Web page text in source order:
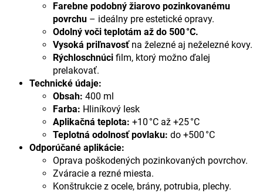
Farebne podobný žiarovo pozinkovanému
povrchu – ideálny pre estetické opravy.
Odolný voči teplotám až do 500 °C.
Vysoká priľnavosťna železné aj neželezné kovy.
Rýchloschnúci film, ktorý možno ďalej
prelakovať.
Technické údaje:
Obsah: 400 ml
Farba: Hliníkový lesk
Aplikačná teplota: +10 °C až +25 °C
Teplotná odolnosť povlaku: do +500 °C
Odporúčané aplikácie:
Oprava poškodených pozinkovaných povrchov.
Zváracie a rezné miesta.
Konštrukcie z ocele, brány, potrubia, plechy.